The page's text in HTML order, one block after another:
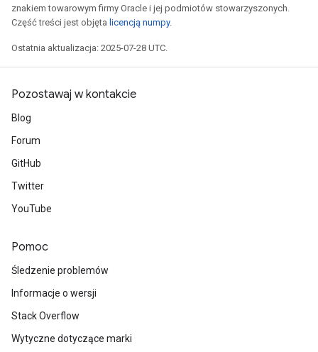
znakiem towarowym firmy Oracle i jej podmiotów stowarzyszonych.
Część treści jest objęta licencją numpy.
Ostatnia aktualizacja: 2025-07-28 UTC.
Pozostawaj w kontakcie
Blog
Forum
GitHub
Twitter
YouTube
Pomoc
Śledzenie problemów
Informacje o wersji
Stack Overflow
Wytyczne dotyczące marki